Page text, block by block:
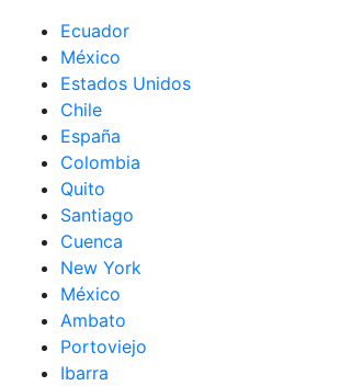
Ecuador
México
Estados Unidos
Chile
España
Colombia
Quito
Santiago
Cuenca
New York
México
Ambato
Portoviejo
Ibarra